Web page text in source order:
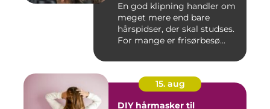
En god klipning handler om
meget mere end bare
hårspidser, der skal studses.
For mange er frisørbesø...
15. aug
DIY hårmasker til